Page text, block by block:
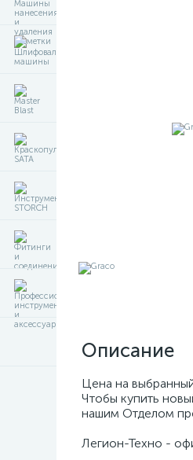
Описание
Цена на
Чтобы купить
нашим Отделом
Легион-Техно -